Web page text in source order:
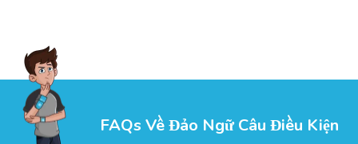
FAQs Về Đảo Ngữ Câu Điều Kiện